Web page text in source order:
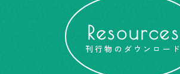
Resources
刊行物のダウンロード